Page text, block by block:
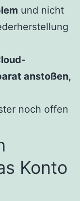
und nicht
anstoßen,
noch offen
Konto